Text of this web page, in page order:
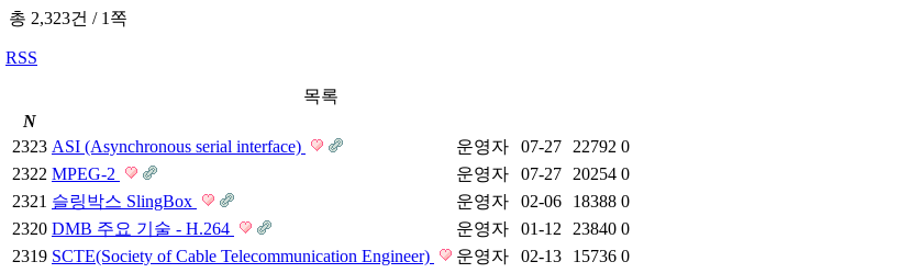
총 2,323건 /1쪽
RSS
목록
N
2323 ASI (Asynchronous serial interface) 운영자 07-27 22792 0
2322 MPEG-2 운영자 07-27 20254 0
2321 슬링박스 SlingBox 운영자 02-06 18388 0
2320 DMB 주요 기술 - H.264 운영자 01-12 23840 0
2319 SCTE(Society of Cable Telecommunication Engineer) 운영자 02-13 15736 0